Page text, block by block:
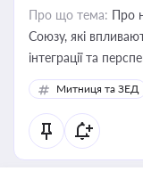
Про що тема: Про
Союзу, які впливають на умови торгівлі, трудової міграції,
інтеграції та
Митниця та ЗЕД